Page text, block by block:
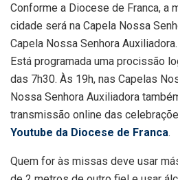
Conforme a Diocese de Franca, a
cidade será na Capela Nossa
Capela Nossa Senhora
Está programada uma procissão
das 7h30. Às 19h, nas Capelas
Nossa Senhora Auxiliadora
transmissão online das
Youtube da Diocese de Franca.
Quem for às missas deve usar